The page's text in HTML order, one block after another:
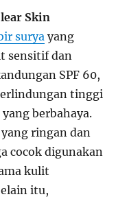
Skin
surya yang
sensitif dan
SPF 60,
tinggi
berbahaya.
ringan dan
cocok digunakan
kulit
itu,